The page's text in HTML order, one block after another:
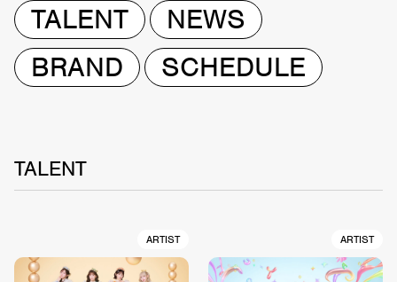
TALENT
NEWS
BRAND
SCHEDULE
TALENT
ARTIST ARTIST